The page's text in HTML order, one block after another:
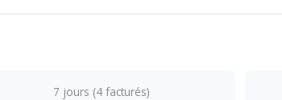
7 jours (4 facturés)